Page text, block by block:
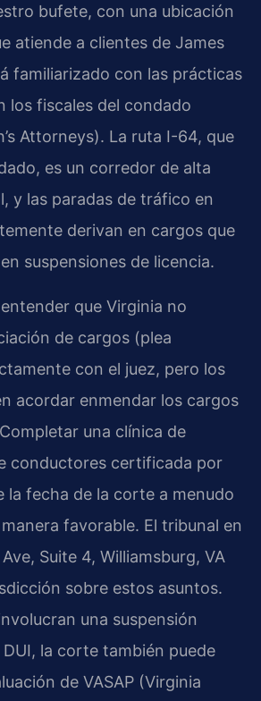
bufete, con una ubicación
atiende a clientes de James
familiarizado con las prácticas
los fiscales del condado
Attorneys). La ruta I-64, que
es un corredor de alta
y las paradas de tráfico en
derivan en cargos que
suspensiones de licencia.
que Virginia no
de cargos (plea
con el juez, pero los
acordar enmendar los cargos
una clínica de
conductores certificada por
la fecha de la corte a menudo
favorable. El tribunal en
Suite 4, Williamsburg, VA
sobre estos asuntos.
una suspensión
la corte también puede
de VASAP (Virginia